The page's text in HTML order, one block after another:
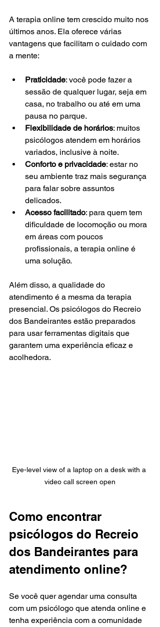
A terapia online tem crescido muito nos
últimos anos. Ela oferece várias
vantagens que facilitam o cuidado com
a mente:
Praticidade: você pode fazer a
sessão de qualquer lugar, seja em
casa, no trabalho ou até em uma
pausa no parque.
Flexibilidade de horários: muitos
psicólogos atendem em horários
variados, inclusive à noite.
Conforto e privacidade: estar no
seu ambiente traz mais segurança
para falar sobre assuntos
delicados.
Acesso facilitado: para quem tem
dificuldade de locomoção ou mora
em áreas com poucos
profissionais, a terapia online é
uma solução.
Além disso, a qualidade do
atendimento é a mesma da terapia
presencial. Os psicólogos do Recreio
dos Bandeirantes estão preparados
para usar ferramentas digitais que
garantem uma experiência eficaz e
acolhedora.
Eye-level view of a laptop on a desk with a
video call screen open
Como encontrar
psicólogos do Recreio
dos Bandeirantes para
atendimento online?
Se você quer agendar uma consulta
com um psicólogo que atenda online e
tenha experiência com a comunidade